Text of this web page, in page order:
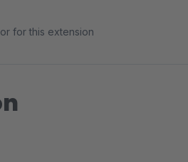
for this extension